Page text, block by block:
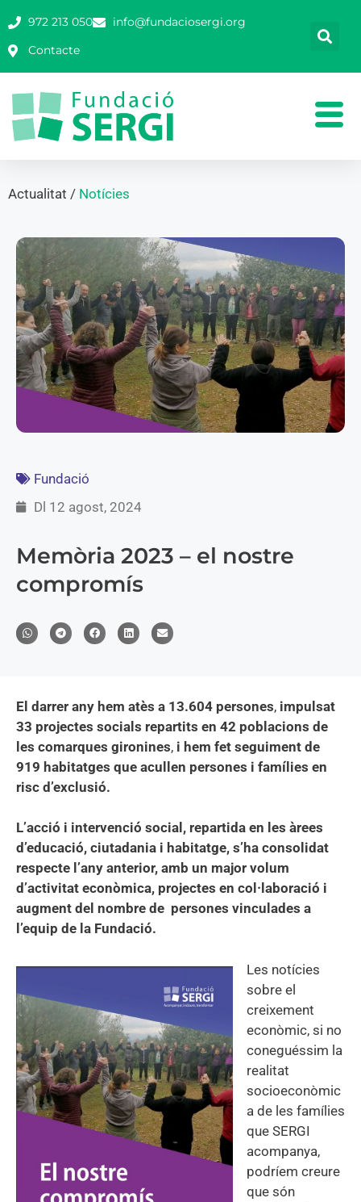
972 213 050
info@fundaciosergi.org
Contacte
Actualitat / Notícies
Fundació
Dl 12 agost, 2024
Memòria 2023 – el nostre
compromís
El darrer any hem atès a 13.604 persones, impulsat
33 projectes socials repartits en 42 poblacions de
les comarques gironines, i hem fet seguiment de
919 habitatges que acullen persones i famílies en
risc d’exclusió.
L’acció i intervenció social, repartida en les àrees
d’educació, ciutadania i habitatge, s’ha consolidat
respecte l’any anterior, amb un major volum
d’activitat econòmica, projectes en col·laboració i
augment del nombre de persones vinculades a
l’equip de la Fundació.
Les notícies
sobre el
creixement
econòmic, si no
coneguéssim la
realitat
socioeconòmic
a de les famílies
que SERGI
acompanya,
podríem creure
que són